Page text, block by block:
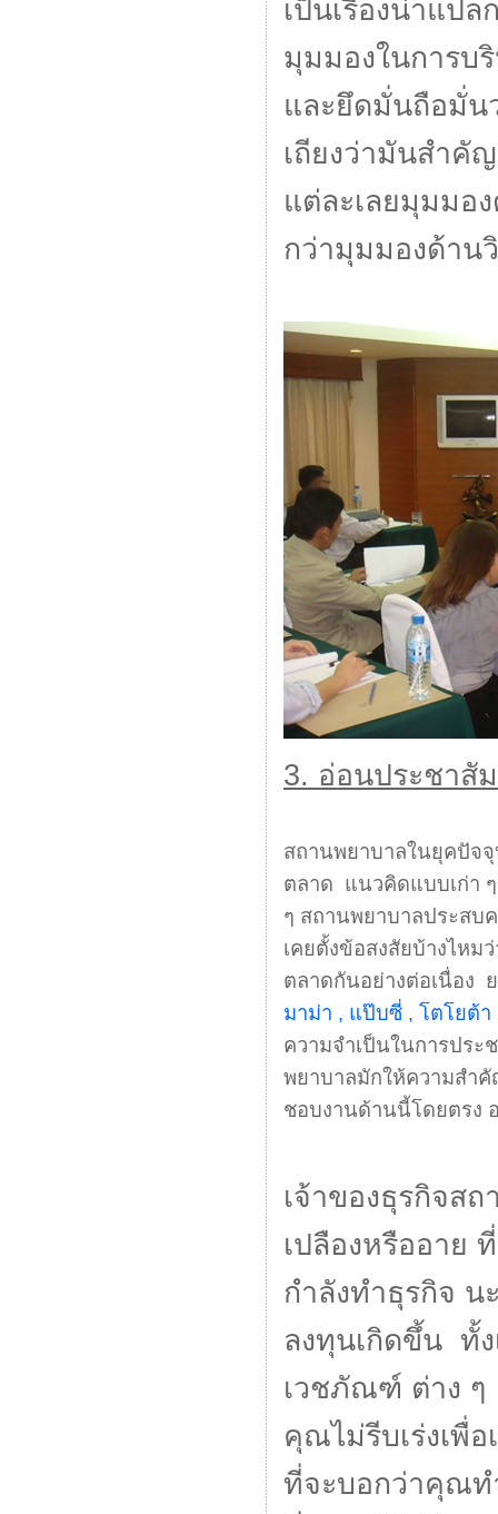
เป็นเรื่องน่าแป
มุมมองในการบ
และยึดมั่นถือมั่น
เถียงว่ามันสำ
แต่ละเลยมุมมอ
กว่ามุมมองด้าน
3. อ่อนประชาสั
สถานพยาบาลในยุคปัจ
ตลาด แนวคิดแบบเก่า
ๆ สถานพยาบาลประส
เคยตั้งข้อสงสัยบ้างไห
ตลาดกันอย่างต่อเนื่อง
มาม่า , แป๊บซี่ , โตโยต้
ความจำเป็นในการปร
พยาบาลมักให้ความสำ
ชอบงานด้านนี้โดยตรง
เจ้าของธุรกิจส
เปลืองหรืออาย
กำลังทำธุรกิจ
ลงทุนเกิดขึ้น ทั้ง
เวชภัณฑ์ ต่าง ๆ
คุณไม่รีบเร่งเพื่
ที่จะบอกว่าคุณท